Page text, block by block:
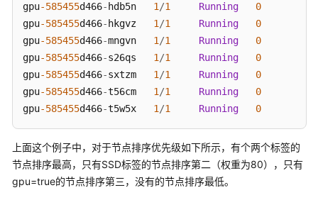
operator:
values:
- "true"
gpu-585455d466- hdb5n 1 /1 Running
0
gpu-585455d466- hkgvz 1 /1 Running
0
gpu-585455d466-mngvn 1 /1 Running
0
gpu-585455d466-s26qs 1 /1 Running
0
gpu-585455d466-sxtzm 1 /1 Running
0
gpu-585455d466-t56cm 1 /1 Running
0
gpu-585455d466-t5w5x 1 /1 Running 0
上面这个例子中，对于节点排序优先级如下所示，有个两个标签的
节点排序最高，只有SSD标签的节点排序第二（权重为80），只有
gpu=true的节点排序第三，没有的节点排序最低。